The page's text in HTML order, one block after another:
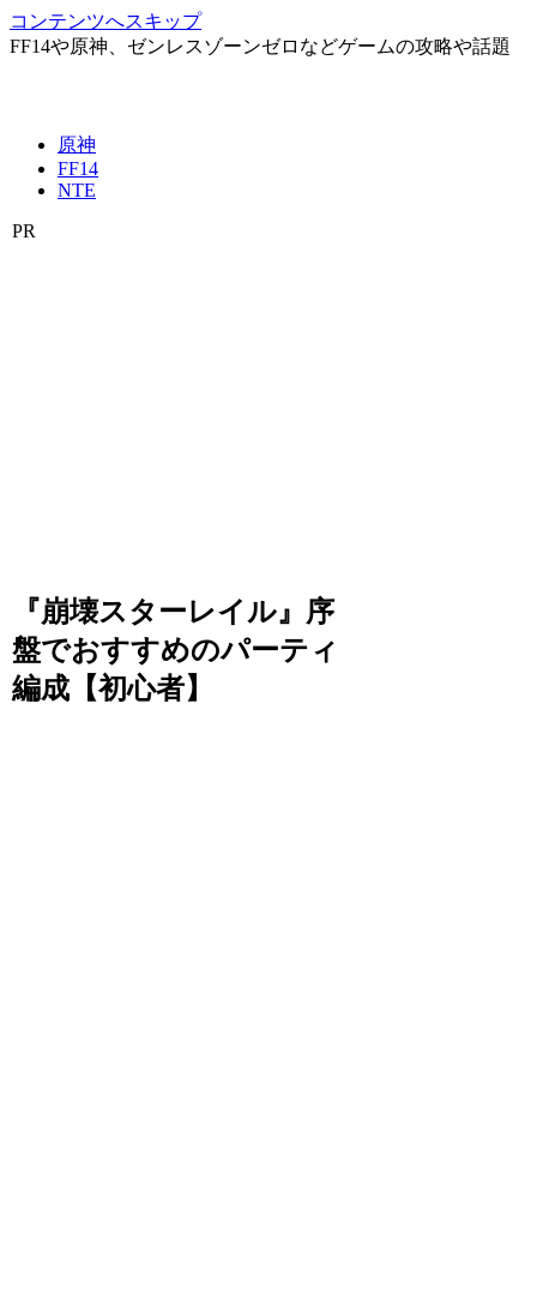
コンテンツへスキップ
FF14や原神、ゼンレスゾーンゼロなどゲームの攻略や話題
原神
FF14
NTE
PR
『崩壊スターレイル』序
盤でおすすめのパーティ
編成【初心者】